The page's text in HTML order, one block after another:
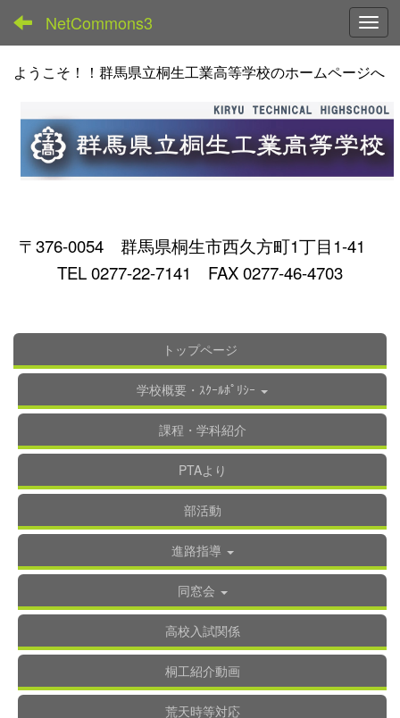
NetCommons3
ようこそ！！群馬県立桐生工業高等学校のホームページへ
〒376-0054 群馬県桐生市西久方町1丁目1-41
TEL 0277-22-7141 FAX 0277-46-4703
トップページ
学校概要・ｽｸｰﾙﾎﾟﾘｼｰ
課程・学科紹介
PTAより
部活動
進路指導
同窓会
高校入試関係
桐工紹介動画
荒天時等対応